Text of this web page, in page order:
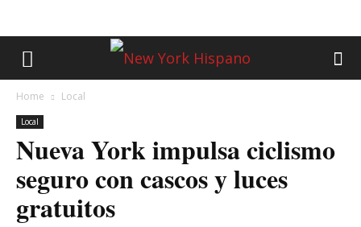
Home Local
Local
Nueva York impulsa ciclismo
seguro con cascos y luces
gratuitos